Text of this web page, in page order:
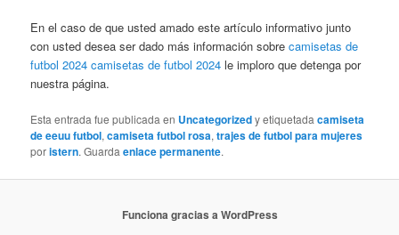
En el caso de que usted amado este artículo informativo junto
con usted desea ser dado más información sobrecamisetas de
futbol 2024 camisetas de futbol 2024 le imploro que detenga por
nuestra página.
Esta entrada fue publicada en Uncategorizedy etiquetadacamiseta
de eeuu futbol,camiseta futbol rosa,trajes de futbol para mujeres
poristern. Guardaenlace permanente.
Funciona gracias a WordPress